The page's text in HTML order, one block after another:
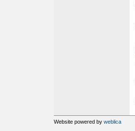
Website powered by weblica